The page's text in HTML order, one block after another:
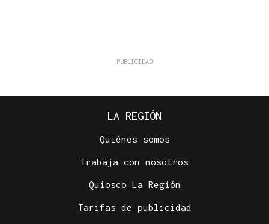
LA REGIÓN
Quiénes somos
Trabaja con nosotros
Quiosco La Región
Tarifas de publicidad